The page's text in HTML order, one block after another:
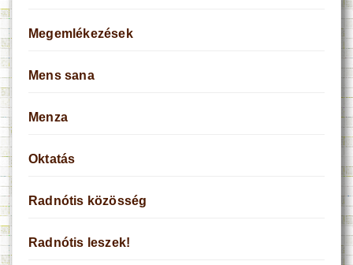
Megemlékezések
Mens sana
Menza
Oktatás
Radnótis közösség
Radnótis leszek!